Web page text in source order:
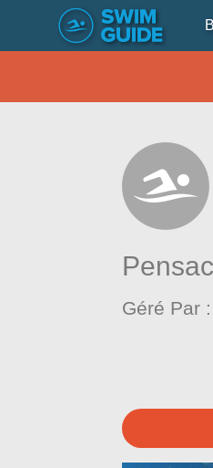
Géré Par :